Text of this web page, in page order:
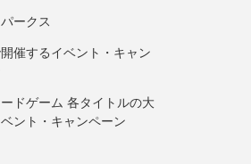
ークス
催するイベント・キャン
ドゲーム 各タイトルの大
ント・キャンペーン